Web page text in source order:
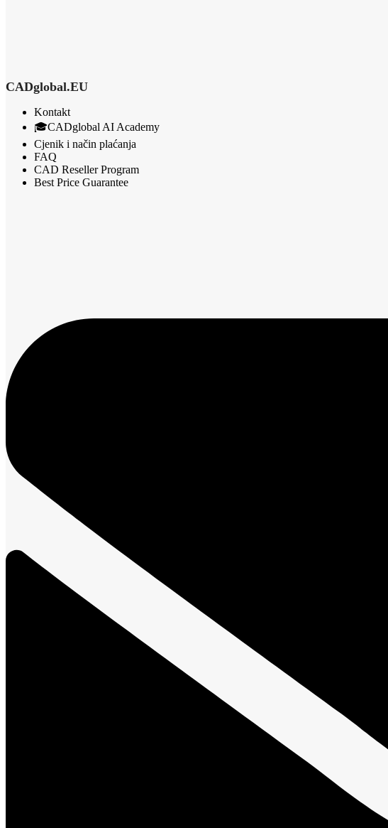
CADglobal.EU
Kontakt
🎓CADglobal AI Academy
Cjenik i način plaćanja
FAQ
CAD Reseller Program
Best Price Guarantee